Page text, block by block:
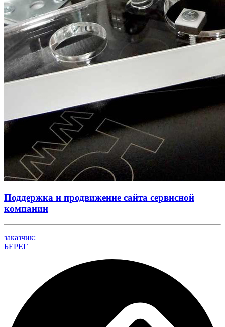
Поддержка и продвижение сайта сервисной
компании
заказчик:
БЕРЕГ